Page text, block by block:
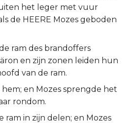
het leger met vuur
de HEERE Mozes geboden
ram des brandoffers
en zijn zonen leiden hun
van de ram.
en Mozes sprengde het
rondom.
ram in zijn delen; en Mozes